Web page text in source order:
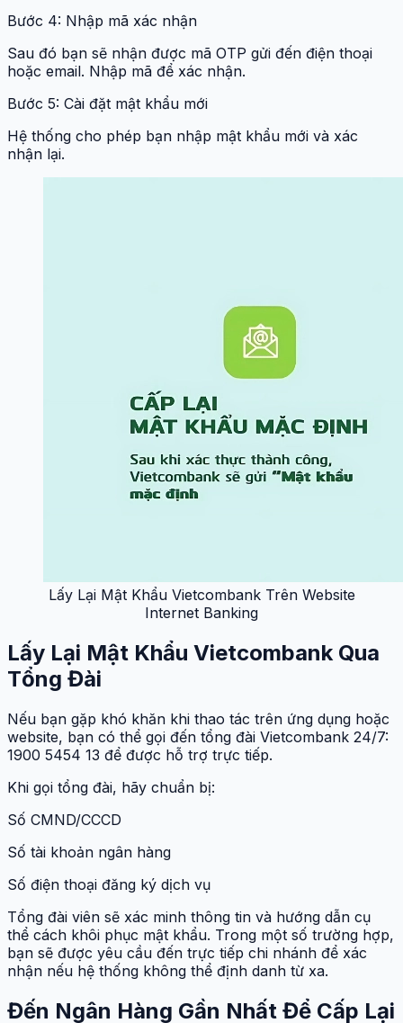
Bước 4: Nhập mã xác nhận
Sau đó bạn sẽ nhận được mã OTP gửi đến điện thoại
hoặc email. Nhập mã để xác nhận.
Bước 5: Cài đặt mật khẩu mới
Hệ thống cho phép bạn nhập mật khẩu mới và xác
nhận lại.
Lấy Lại Mật Khẩu Vietcombank Trên Website
Internet Banking
Lấy Lại Mật Khẩu Vietcombank Qua
Tổng Đài
Nếu bạn gặp khó khăn khi thao tác trên ứng dụng hoặc
website, bạn có thể gọi đến tổng đài Vietcombank 24/7:
1900 5454 13 để được hỗ trợ trực tiếp.
Khi gọi tổng đài, hãy chuẩn bị:
Số CMND/CCCD
Số tài khoản ngân hàng
Số điện thoại đăng ký dịch vụ
Tổng đài viên sẽ xác minh thông tin và hướng dẫn cụ
thể cách khôi phục mật khẩu. Trong một số trường hợp,
bạn sẽ được yêu cầu đến trực tiếp chi nhánh để xác
nhận nếu hệ thống không thể định danh từ xa.
Đến Ngân Hàng Gần Nhất Để Cấp Lại